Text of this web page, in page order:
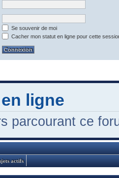
Se souvenir de moi
Cacher mon statut en ligne pour cette
ligne
parcourant ce
actifs